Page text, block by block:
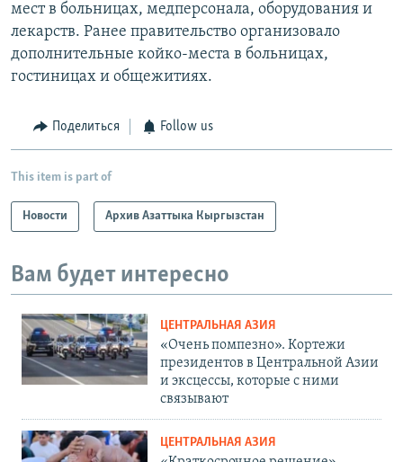
мест в больницах, медперсонала, оборудования и
лекарств. Ранее правительство организовало
дополнительные койко-места в больницах,
гостиницах и общежитиях.
Поделиться Follow us
This item is part of
Новости Архив Азаттыка Кыргызстан
Вам будет интересно
ЦЕНТРАЛЬНАЯ АЗИЯ
«Очень помпезно». Кортежи
президентов в Центральной Азии
и эксцессы, которые с ними
связывают
ЦЕНТРАЛЬНАЯ АЗИЯ